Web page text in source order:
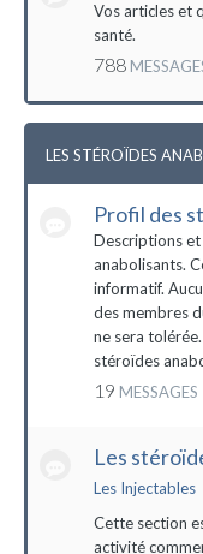
Vos articles et
santé.
788
LES STÉROÏDES
Profil des
Descriptions
anabolisants.
informatif.
des membres
ne sera
stéroïdes
19 MESSAGES
Les
Les Injectables
Cette section
activité